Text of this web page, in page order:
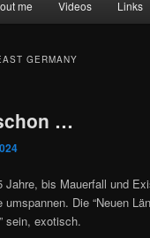
me Videos Links
GERMANY
…
bis Mauerfall und
Die “Neuen
sein, exotisch.